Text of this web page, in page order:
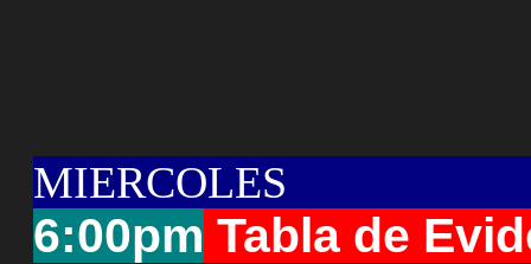
MIERCOLES
6:00pm Tabla de